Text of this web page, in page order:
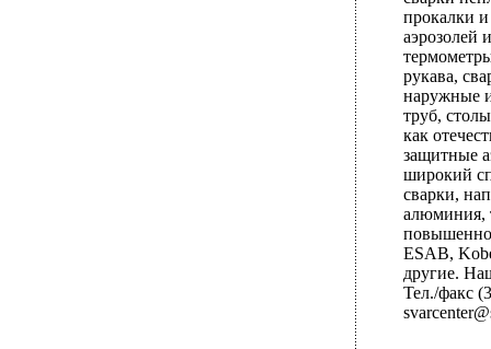
прокалки
аэрозолей
рукава,
наружные
труб,
как
защитные
широкий
сварки,
алюминия,
ESAB,
другие.
Тел./факс